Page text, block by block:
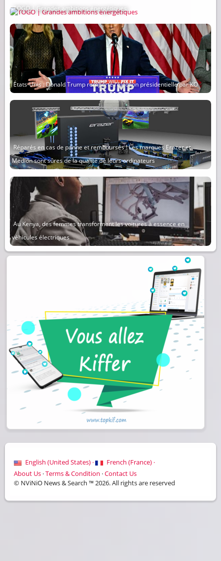
TOGO | Grandes ambitions énergétiques
États-Unis : Donald Trump remporte l’élection présidentielle par KO
Réparés en cas de panne et remboursés ! Les marques Erazer et
Medion sont sûres de la qualité de leurs ordinateurs
Au Kenya, des femmes transforment les voitures à essence en
véhicules électriques
English (United States) ·
French (France) ·
About Us ·Terms & Condition ·Contact Us
© NViNiO News & Search ™ 2026. All rights are reserved